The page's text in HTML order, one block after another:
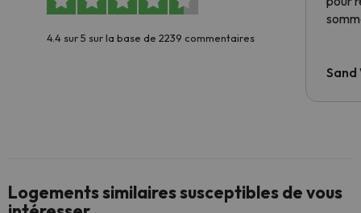
4.4 sur 5 sur la base de 2239 commentaires
Sand
Logements similaires susceptibles de vous